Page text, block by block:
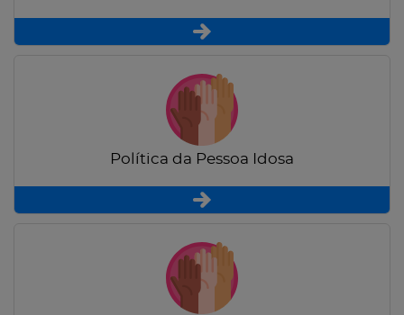
Política da Pessoa Idosa